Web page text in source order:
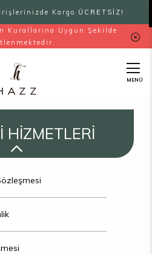
Kargo ÜCRETSİZ!
Kurallarına Uygun Şekilde
MENÜ
HİZMETLERİ